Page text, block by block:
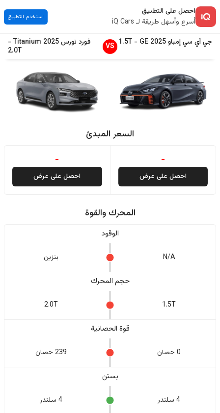
احصل على التطبيق
أسرع وأسهل طريقة لـ iQ Cars
استخدم التطبيق
جي أي سيإمباو2025
GE
-
1.5T
VS فوردتورس2025
Titanium
-
2.0T
السعر المبدئ
-
احصل على عرض
-
احصل على عرض
المحرك والقوة
الوقود
N/A بنزين
حجم المحرك
1.5T
2.0T
قوة الحصانية
0 حصان 239 حصان
بستن
4 سلندر 4 سلندر